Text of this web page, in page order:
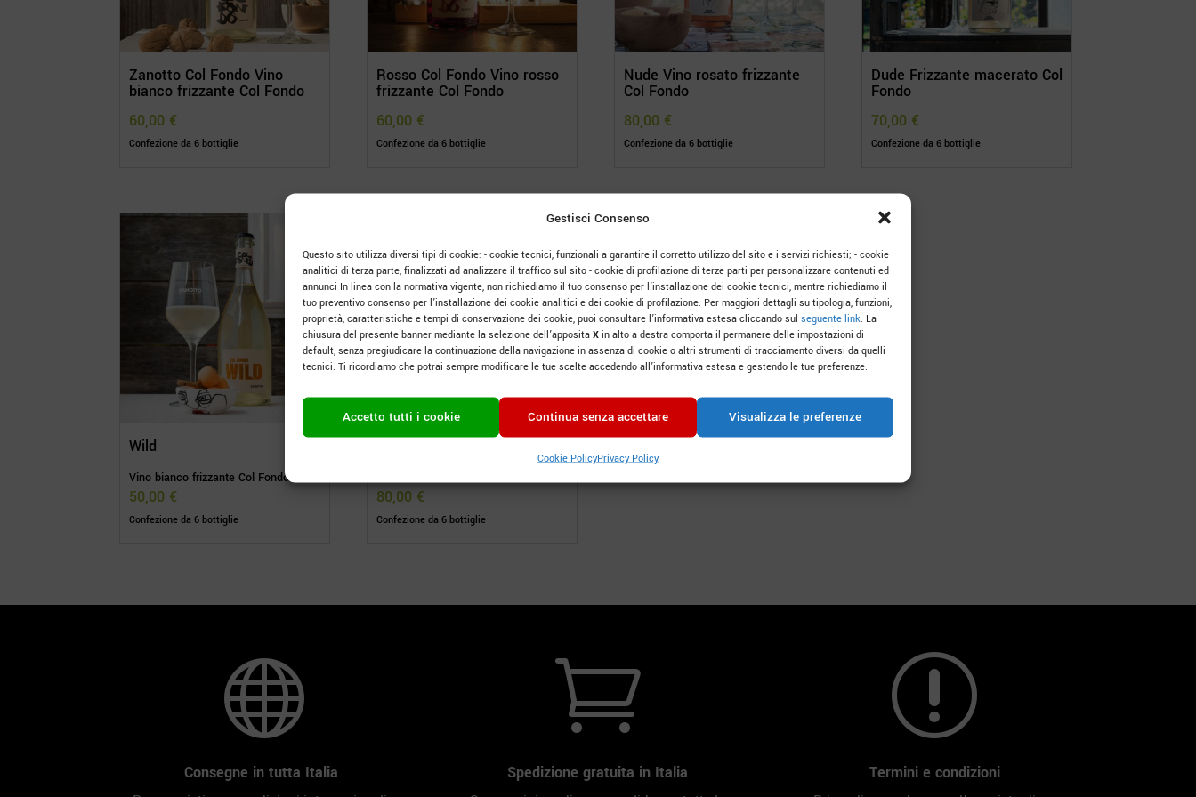
Gestisci Consenso
Questo sito utilizza diversi tipi di cookie: - cookie tecnici, funzionali a garantire il corretto utilizzo del sito e i servizi richiesti; - cookie
analitici di terza parte, finalizzati ad analizzare il traffico sul sito - cookie di profilazione di terze parti per personalizzare contenuti ed
annunci In linea con la normativa vigente, non richiediamo il tuo consenso per l’installazione dei cookie tecnici, mentre richiediamo il
tuo preventivo consenso per l’installazione dei cookie analitici e dei cookie di profilazione. Per maggiori dettagli su tipologia, funzioni,
proprietà, caratteristiche e tempi di conservazione dei cookie, puoi consultare l’informativa estesa cliccando sul seguente link. La
chiusura del presente banner mediante la selezione dell’apposita X in alto a destra comporta il permanere delle impostazioni di
default, senza pregiudicare la continuazione della navigazione in assenza di cookie o altri strumenti di tracciamento diversi da quelli
tecnici. Ti ricordiamo che potrai sempre modificare le tue scelte accedendo all’informativa estesa e gestendo le tue preferenze.
Accetto tutti i cookie Continua senza accettare Visualizza le preferenze
Cookie PolicyPrivacy Policy
Zanotto Col Fondo Vino
bianco frizzante Col Fondo
60,00 €
Confezione da 6 bottiglie
Rosso Col Fondo Vino rosso
frizzante Col Fondo
60,00 €
Confezione da 6 bottiglie
Nude Vino rosato frizzante
Col Fondo
80,00 €
Confezione da 6 bottiglie
Dude Frizzante macerato Col
Fondo
70,00 €
Confezione da 6 bottiglie
Wild
Vino bianco frizzante Col Fondo
50,00 €
Confezione da 6 bottiglie
80,00 €
Confezione da 6 bottiglie

Consegne in tutta Italia

Spedizione gratuita in Italia
r
Termini e condizioni